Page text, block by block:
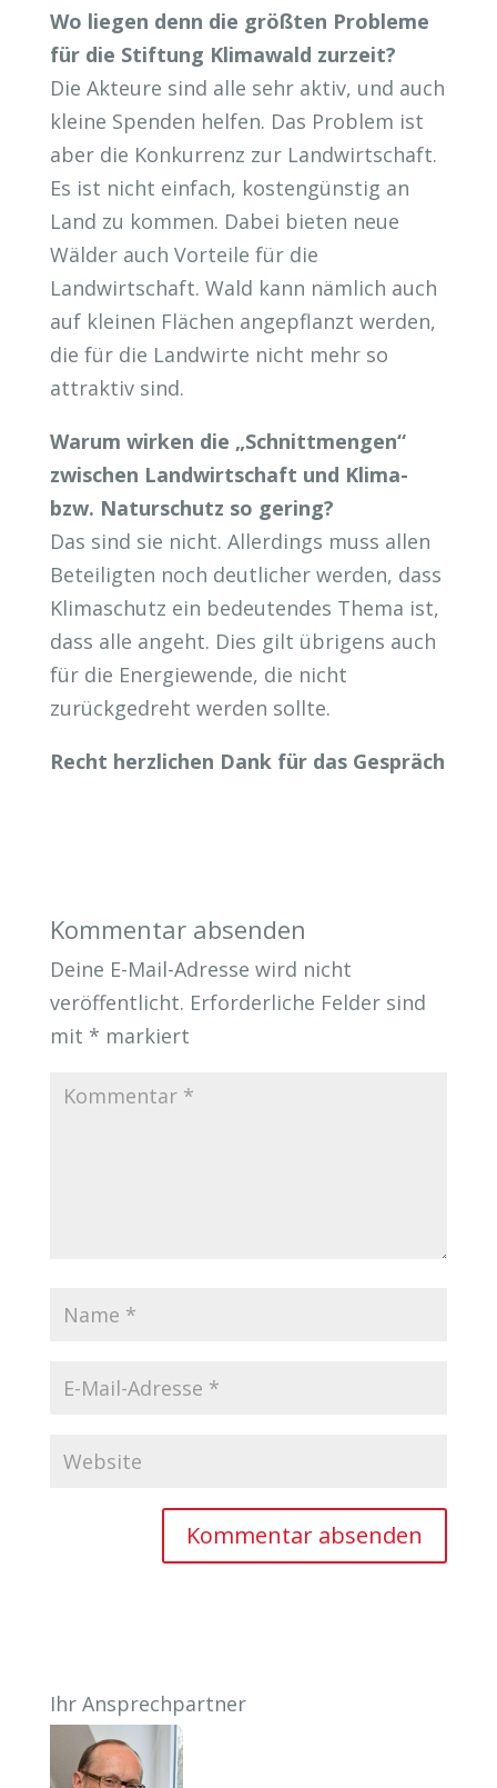
Wo liegen denn die größten Probleme
für die Stiftung Klimawald zurzeit?
Die Akteure sind alle sehr aktiv, und auch
kleine Spenden helfen. Das Problem ist
aber die Konkurrenz zur Landwirtschaft.
Es ist nicht einfach, kostengünstig an
Land zu kommen. Dabei bieten neue
Wälder auch Vorteile für die
Landwirtschaft. Wald kann nämlich auch
auf kleinen Flächen angepflanzt werden,
die für die Landwirte nicht mehr so
attraktiv sind.
Warum wirken die „Schnittmengen“
zwischen Landwirtschaft und Klima-
bzw. Naturschutz so gering?
Das sind sie nicht. Allerdings muss allen
Beteiligten noch deutlicher werden, dass
Klimaschutz ein bedeutendes Thema ist,
dass alle angeht. Dies gilt übrigens auch
für die Energiewende, die nicht
zurückgedreht werden sollte.
Recht herzlichen Dank für das Gespräch
Kommentar absenden
Deine E-Mail-Adresse wird nicht
veröffentlicht. Erforderliche Felder sind
mit * markiert
Ihr Ansprechpartner